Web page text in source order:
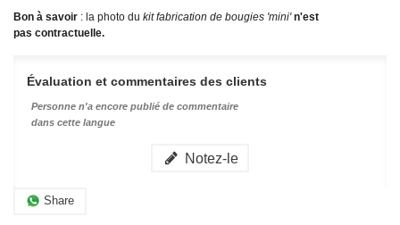
Bon à savoir : la photo du kit fabrication de bougies 'mini' n'est
pas contractuelle.
Évaluation et commentaires des clients
Personne n'a encore publié de commentaire
dans cette langue
Notez-le
Share